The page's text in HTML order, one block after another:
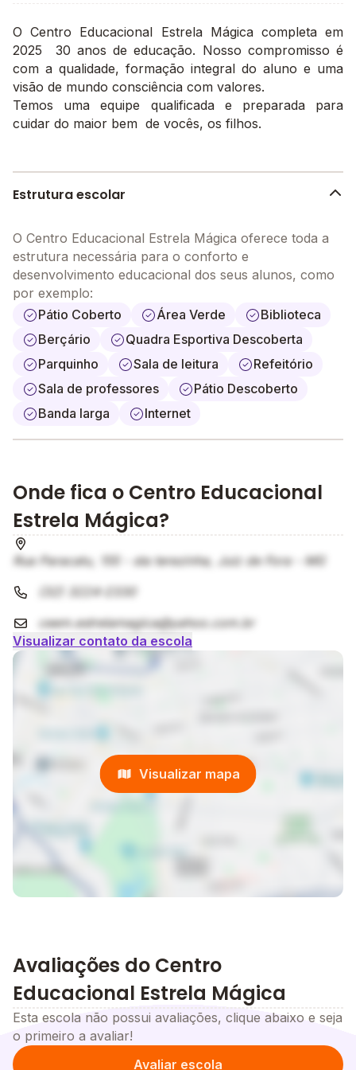
O Centro Educacional Estrela Mágica completa em
2025 30 anos de educação. Nosso compromisso é
com a qualidade, formação integral do aluno e uma
visão de mundo consciência com valores.
Temos uma equipe qualificada e preparada para
cuidar do maior bem de vocês, os filhos.
Estrutura escolar
O Centro Educacional Estrela Mágica oferece toda a
estrutura necessária para o conforto e
desenvolvimento educacional dos seus alunos, como
por exemplo:
Pátio Coberto
Área Verde
Biblioteca
Berçário
Quadra Esportiva Descoberta
Parquinho
Sala de leitura
Refeitório
Sala de professores
Pátio Descoberto
Banda larga
Internet
Onde fica o Centro Educacional
Estrela Mágica?
Rua Paracatu, 155 - sta terezinha, Juiz de Fora - MG
(32) 3224-2330
ceem.estrelamagica@yahoo.com.br
Visualizar contato da escola
Visualizar mapa
Avaliações do Centro
Educacional Estrela Mágica
Esta escola não possui avaliações, clique abaixo e seja
o primeiro a avaliar!
Avaliar escola